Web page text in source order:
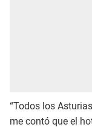
“Todos los
me contó que el